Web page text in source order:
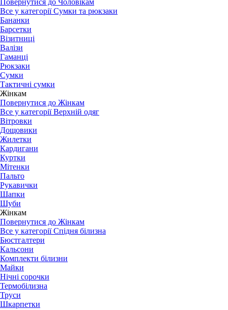
Повернутися до Чоловікам
Все у категорії Сумки та рюкзаки
Бананки
Барсетки
Візитниці
Валізи
Гаманці
Рюкзаки
Сумки
Тактичні сумки
Жінкам
Повернутися до Жінкам
Все у категорії Верхній одяг
Вітровки
Дощовики
Жилетки
Кардигани
Куртки
Мітенки
Пальто
Рукавички
Шапки
Шуби
Жінкам
Повернутися до Жінкам
Все у категорії Спідня білизна
Бюстгалтери
Кальсони
Комплекти білизни
Майки
Нічні сорочки
Термобілизна
Труси
Шкарпетки